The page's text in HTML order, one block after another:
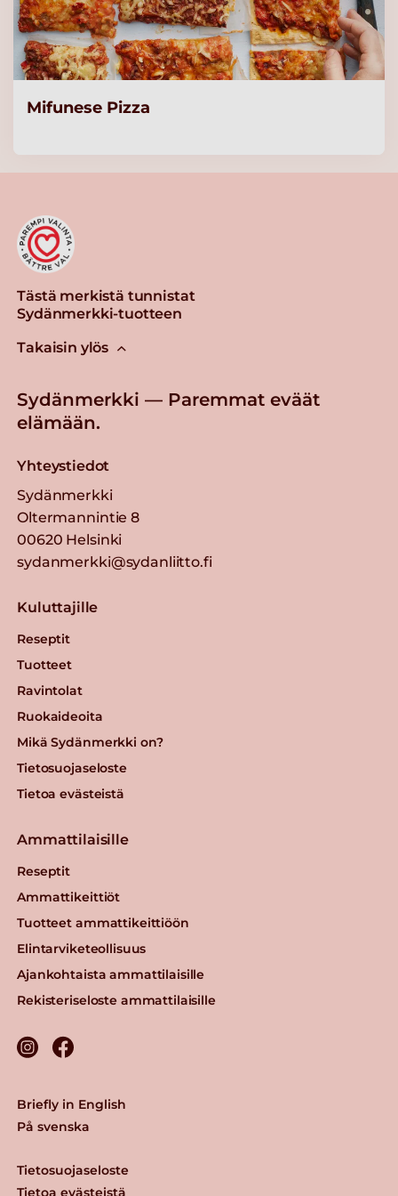
Valio jogurtti 150 g rasvaton
metsämarja laktoositon
(ammattikeittiöille)
Lue lisää
persikka laktoositon
Arki® pehmeä rahka 200 g
laktoositon
Valio PROfeel®
Valio Polar® 15 % e1 KG
Maustamaton
Lue lisää
Mifunese Pizza
Tästä merkistä tunnistat
Sydänmerkki-tuotteen
Takaisin ylös
Sydänmerkki — Paremmat eväät
elämään.
Yhteystiedot
Sydänmerkki
Oltermannintie 8
00620 Helsinki
sydanmerkki@sydanliitto.fi
Kuluttajille
Reseptit
Tuotteet
Ravintolat
Ruokaideoita
Mikä Sydänmerkki on?
Tietosuojaseloste
Tietoa evästeistä
Ammattilaisille
Reseptit
Ammattikeittiöt
Tuotteet ammattikeittiöön
Elintarviketeollisuus
Ajankohtaista ammattilaisille
Rekisteriseloste ammattilaisille
Tietosuojaseloste
Briefly in English
På svenska